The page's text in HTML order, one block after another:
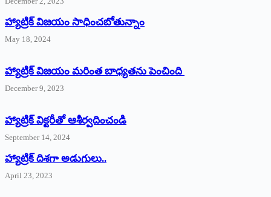
హ్యాట్రిక్‌ విజయం సాధించబోతున్నాం
May 18, 2024
హ్యాట్రిక్ విజయం మరింత బాధ్యతను పెంచింది
December 9, 2023
హ్యాట్రిక్‌ ‌విక్టరీతో ఆశీర్వదించండి
September 14, 2024
‌హ్యాట్రిక్‌ ‌దిశగా అడుగులు..
April 23, 2023